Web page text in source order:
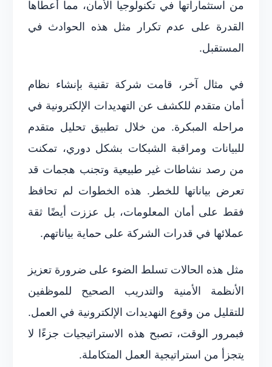
من استثماراتها في تكنولوجيا الأمان، مما أعطاها
القدرة على عدم تكرار مثل هذه الحوادث في
المستقبل.
في مثال آخر، قامت شركة تقنية بإنشاء نظام
أمان متقدم للكشف عن التهديدات الإلكترونية في
مراحله المبكرة. من خلال تطبيق تحليل متقدم
للبيانات ومراقبة الشبكات بشكل دوري، تمكنت
من رصد نشاطات غير طبيعية وتجنب هجمات قد
تعرض بياناتها للخطر. هذه الخطوات لم تحافظ
فقط على أمان المعلومات، بل عززت أيضًا ثقة
عملائها في قدرات الشركة على حماية بياناتهم.
مثل هذه الحالات تسلط الضوء على ضرورة تعزيز
الأنظمة الأمنية والتدريب الصحيح للموظفين
للتقليل من وقوع النهديدات الإلكترونية في العمل.
فبمرور الوقت، تصبح هذه الاستراتيجيات جزءًا لا
يتجزأ من استراتيجية العمل المتكاملة.